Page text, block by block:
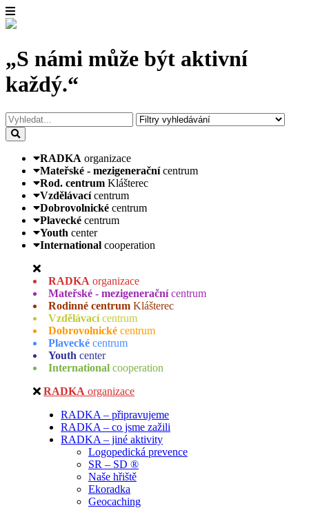
„S námi může být aktivní
každý.“
RADKA organizace
Mateřské - mezigenerační centrum
Rod. centrum Klášterec
Vzdělávací centrum
Dobrovolnické centrum
Plavecké centrum
Youth center
International cooperation
RADKA organizace
Mateřské - mezigenerační centrum
Rodinné centrum Klášterec
Vzdělávací centrum
Dobrovolnické centrum
Plavecké centrum
Youth center
International cooperation
RADKA organizace
RADKA – připravujeme
RADKA – co jsme zažili
RADKA – jiné aktivity
Logopedická prevence
SR – SD ®
Naše hřiště
Ekoradka
Geocaching